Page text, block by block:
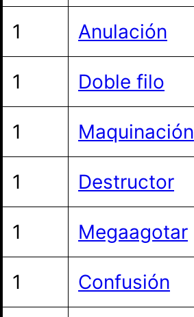
1 Anulación
1 Doble filo
1 Maquinación
1 Destructor
1 Megaagotar
1 Confusión